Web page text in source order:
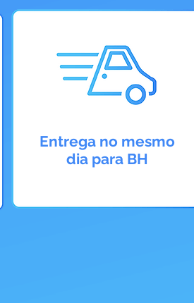
Entrega no mesmo
dia para BH